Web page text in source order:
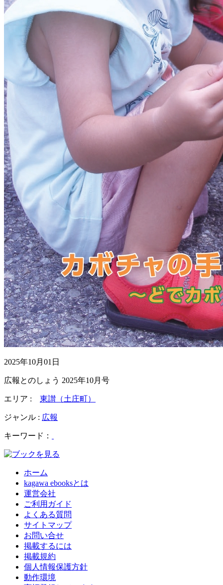
2025年10月01日
広報とのしょう 2025年10月号
エリア : 東讃（土庄町）
ジャンル : 広報
キーワード：
ホーム
kagawa ebooksとは
運営会社
ご利用ガイド
よくある質問
サイトマップ
お問い合せ
掲載するには
掲載規約
個人情報保護方針
動作環境